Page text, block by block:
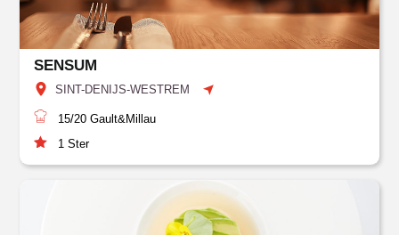
SENSUM
SINT-DENIJS-WESTREM
15/20 Gault&Millau
1 Ster